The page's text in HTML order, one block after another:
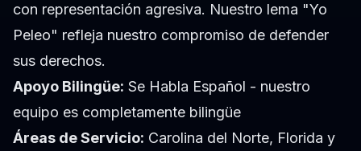
con representación agresiva. Nuestro lema "Yo
Peleo" refleja nuestro compromiso de defender
sus derechos.
Apoyo Bilingüe: Se Habla Español - nuestro
equipo es completamente bilingüe
Áreas de Servicio: Carolina del Norte, Florida y